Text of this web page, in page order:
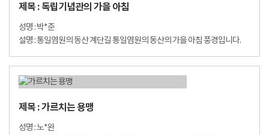
제목 : 독립기념관의 가을 아침
성명 : 박*준
설명 : 통일염원의 동산 계단길 통일염원의 동산의 가을 아침 풍경입니다.
제목 : 가르치는 용맹
성명 : 노*완